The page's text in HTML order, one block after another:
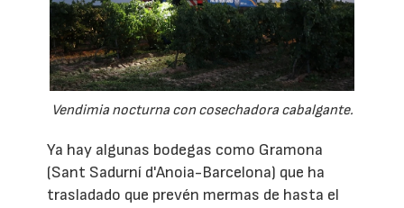
Vendimia nocturna con cosechadora cabalgante.
Ya hay algunas bodegas como Gramona
(Sant Sadurní d'Anoia-Barcelona) que ha
trasladado que prevén mermas de hasta el